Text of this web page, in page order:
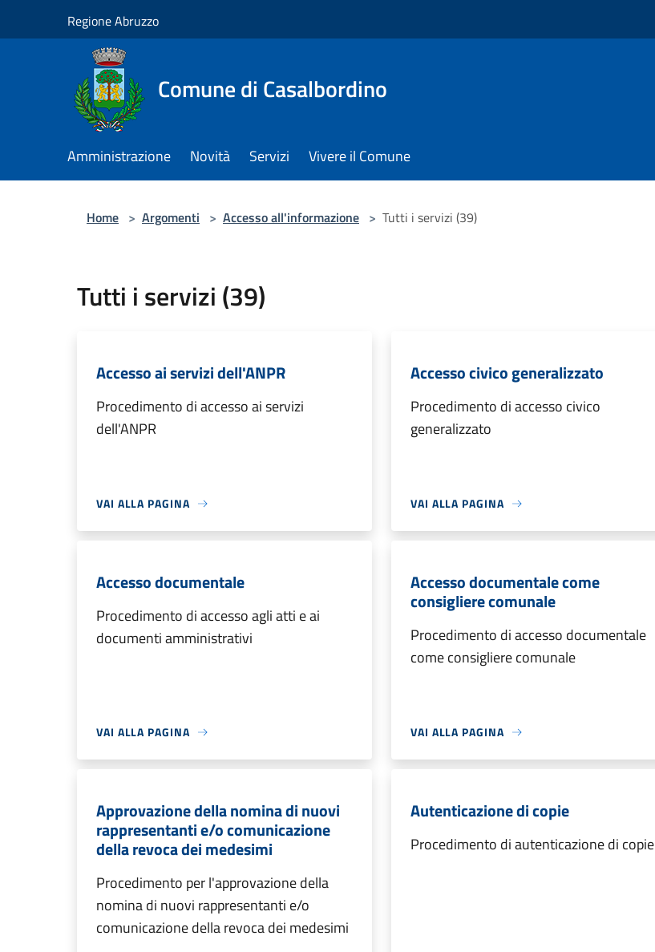
Regione Abruzzo
Comune di Casalbordino
Amministrazione Novità Servizi Vivere il Comune
Home > Argomenti > Accesso all'informazione > Tutti i servizi (39)
Tutti i servizi (39)
Accesso ai servizi dell'ANPR
Procedimento di accesso ai servizi
dell'ANPR
VAI ALLA PAGINA
Accesso civico generalizzato
Procedimento di accesso civico
generalizzato
VAI ALLA PAGINA
Accesso documentale
Procedimento di accesso agli atti e ai
documenti amministrativi
VAI ALLA PAGINA
Accesso documentale come
consigliere comunale
Procedimento di accesso documentale
come consigliere comunale
VAI ALLA PAGINA
Approvazione della nomina di nuovi
rappresentanti e/o comunicazione
della revoca dei medesimi
Procedimento per l'approvazione della
nomina di nuovi rappresentanti e/o
comunicazione della revoca dei medesimi
Autenticazione di copie
Procedimento di autenticazione di copie